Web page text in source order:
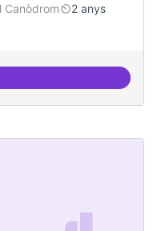
Canòdrom
2 anys
de recerca per